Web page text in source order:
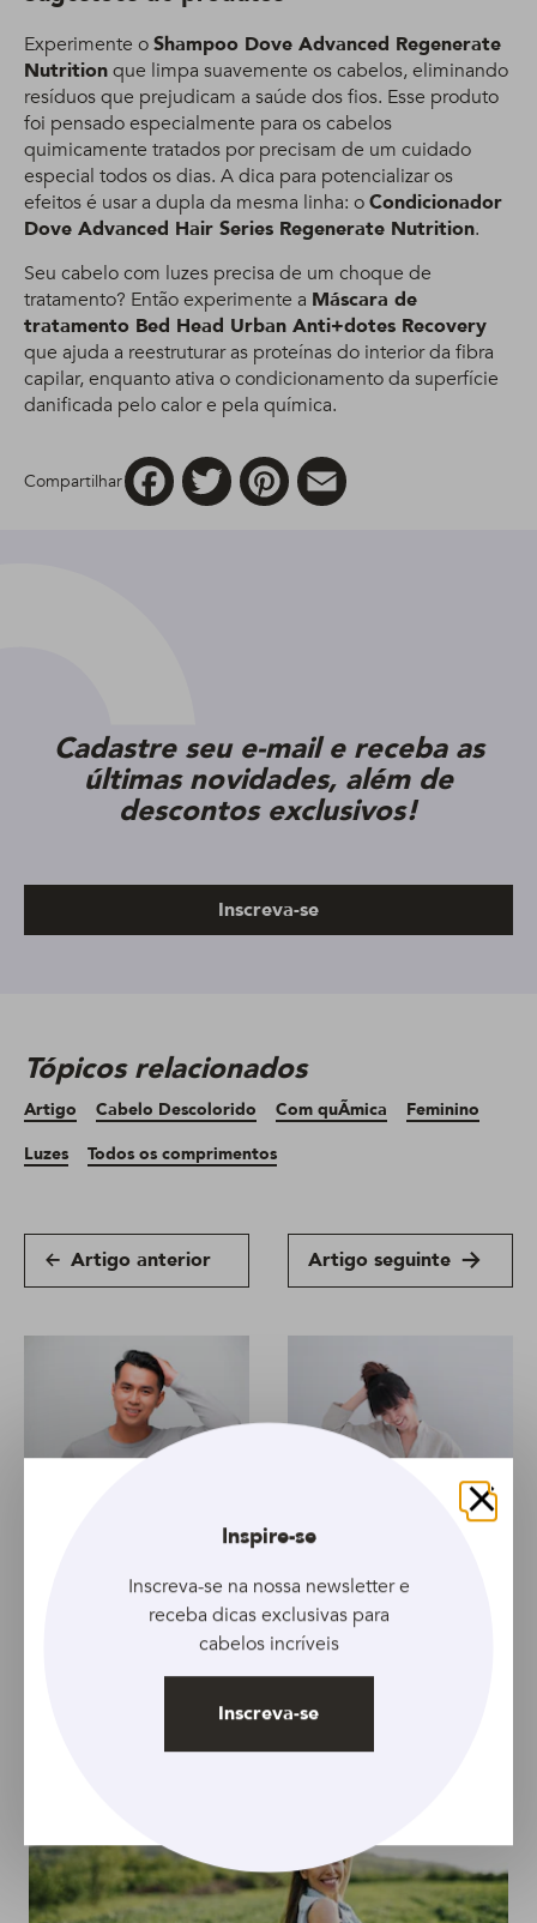
Experimente oShampoo Dove Advanced Regenerate
Nutritionque limpa suavemente os cabelos, eliminando
resíduos que prejudicam a saúde dos fios. Esse produto
foi pensado especialmente para os cabelos
quimicamente tratados por precisam de um cuidado
especial todos os dias. A dica para potencializar os
efeitos é usar a dupla da mesma linha: oCondicionador
Dove Advanced Hair Series Regenerate Nutrition.
Seu cabelo com luzes precisa de um choque de
tratamento? Então experimente a Máscara de
tratamento Bed Head Urban Anti+dotes Recovery
que ajuda a reestruturar as proteínas do interior da fibra
capilar, enquanto ativa o condicionamento da superfície
danificada pelo calor e pela química.
Compartilhar
FacebookTwitter Pinterest
Cadastre seu e-mail e receba as
últimas novidades, além de
descontos exclusivos!
Inscreva-se
Tópicos relacionados
Artigo Cabelo Descolorido Com quÃ­mica
Feminino
Luzes
Todos os comprimentos
Artigo anterior Artigo seguinte
coloração que sai na
hora do banho
Quer saber como
preto? Siga essas
dicas!
Fechar
Inspire-se
Inscreva-se na nossa newsletter e
receba dicas exclusivas para
cabelos incríveis
Inscreva-se